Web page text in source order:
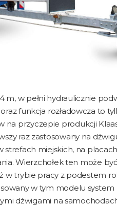
m, w pełni hydraulicznie
funkcja rozładowcza to
przyczepie produkcji
raz zastosowany na
strefach miejskich, na
Wierzchołek ten może
w trybie pracy z podestem
w tym modelu system
dźwigami na